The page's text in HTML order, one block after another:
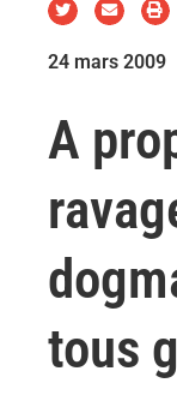
24 mars 2009
A
tous